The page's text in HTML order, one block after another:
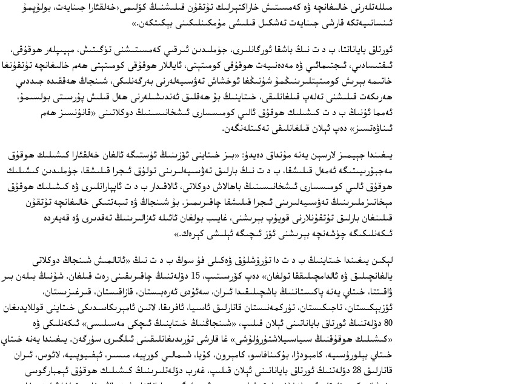
مىللەتلەرنى خالىغانچە ۋە كەمسىتىش خاراكتېرلىك تۇتقۇن قىلىشنىڭ كۆلىمى‹خەلقئارا جىنايەت، بولۇپمۇ
ئىنسانىيەتكە قارشى جىنايەت تەشكىل قىلىشى مۇمكىنلىكىنى بېكىتكەن.»
ئورتاق باياناتتا، ب د ت نىڭ باشقا ئورگانلىرى، جۈملىدىن ئىرقىي كەمسىتىشنى تۈگىتىش، مېيىپلەر ھوقۇقى،
ئىقتىسادىي، ئىجتىمائىي ۋە مەدەنىيەت ھوقۇقى كومىتېتى، ئاياللار ھوقۇقى كومىتېتى ھەم خالىغانچە تۇتقۇنغا
خاتىمە بېرىش كومىتېتلىرىنىڭمۇ شۇنىڭغا ئوخشاش تەۋسىيەلەرنى بەرگەنلىكى، شىنجاڭ ھەققىدە جىددىي
ھەرىكەت قىلىشنى تەلەپ قىلغانلىقى، خىتاينىڭ بۇ ھەقلىق ئەندىشىلەرنى ھەل قىلىش پۇرسىتى بولسىمۇ،
ئەمما ئۇنىڭ ب د ت كىشىلىك ھوقۇق ئالىي كومىسسارى ئىشخانىسىنىڭ دوكلاتىنى «قانۇنسىز ھەم
ئىناۋەتسىز» دەپ ئېلان قىلغانلىقى تەكىتلەنگەن.
يىغىندا جېيمىز لارسېن يەنە مۇنداق دەيدۇ: «بىز خىتاينى ئۆزىنىڭ ئۈستىگە ئالغان خەلقئارا كىشىلىك ھوقۇق
مەجبۇرىيىتىگە ئەمەل قىلىشقا، ب د ت نىڭ بارلىق تەۋسىيەلىرىنى تولۇق ئىجرا قىلىشقا، جۈملىدىن كىشىلىك
ھوقۇق ئالىي كومىسسارى ئىشخانىسىنىڭ باھالاش دوكلاتى، ئالاقىدار ب د ت ئاپپاراتلىرى ۋە كىشىلىك ھوقۇق
مېخانىزملىرىنىڭ تەۋسىيەلىرىنى ئىجرا قىلىشقا چاقىرىمىز. بۇ شىنجاڭ ۋە تىبەتتىكى خالىغانچە تۇتقۇن
قىلىنغان بارلىق تۇتقۇنلارنى قويۇپ بېرىشنى، غايىب بولغان ئائىلە ئەزالىرىنىڭ تەقدىرى ۋە قەيەردە
ئىكەنلىكىگە چۈشەنچە بېرىشنى ئۆز ئىچىگە ئېلىشى كېرەك.»
لېكىن يىغىندا خىتاينىڭ ب د ت دا تۇرۇشلۇق ۋەكىلى فۇ سوڭ ب د ت نىڭ «ئاتالمىش شىنجاڭ دوكلاتى
يالغانچىلىق ۋە ئالدامچىلىققا تولغان» دەپ كۆرسىتىپ، 15 دۆلەتنىڭ چاقىرىقىنى رەت قىلغان. شۇنىڭ بىلەن بىر
ۋاقىتتا، خىتاي يەنە پاكىستاننىڭ باشچىلىقىدا ئىران، سەئۇدى ئەرەبىستان، قازاقىستان، قىرغىزىستان،
ئۆزبېكىستان، تاجىكىستان، تۈركمەنىستان قاتارلىق ئاسىيا، ئافرىقا، لاتىن ئامېرىكاسىدىكى خىتاينى قوللايدىغان
80 دۆلەتنىڭ ئورتاق باياناتىنى ئېلان قىلىپ، «شىنجاڭنىڭ خىتاينىڭ ئىچكى مەسىلىسى» ئىكەنلىكى ۋە
«كىشىلىك ھوقۇقنىڭ سىياسىيلاشتۇرۇلۇشى» غا قارشى تۇرىدىغانلىقىنى ئىلگىرى سۈرگەن. يىغىندا يەنە خىتاي
خىتاي بېلورۇسىيە، كامبودژا، بۇكىنافاسو، كامېرون، كۇبا، شىمالىي كورېيە، مىسىر، ئېفىيوپىيە، لائوس، ئىران
قاتارلىق 28 دۆلەتنىڭ ئورتاق باياناتىنى ئېلان قىلىپ، غەرب دۆلەتلىرىنىڭ كىشىلىك ھوقۇق ئېمبارگوسى